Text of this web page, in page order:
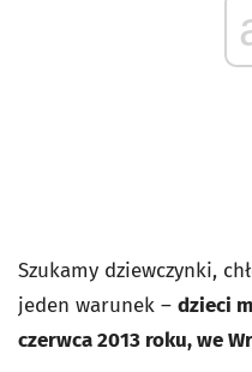
Szukamy dziewczynki,
jeden warunek – dzieci
czerwca 2013 roku, we